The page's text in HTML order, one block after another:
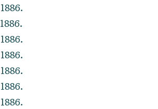
1886.
1886.
1886.
1886.
1886.
1886.
1886.